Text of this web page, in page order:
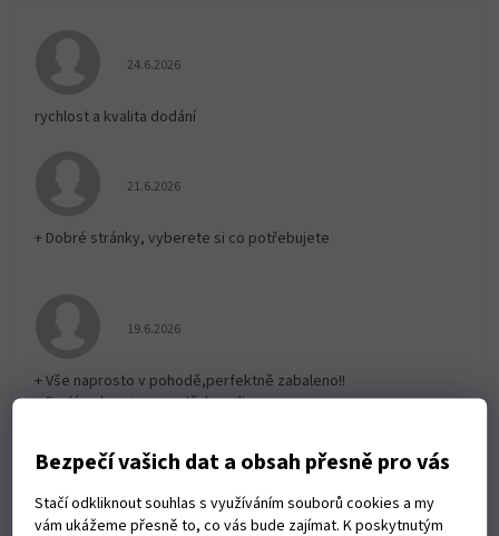
Bezpečí vašich dat a obsah přesně pro vás
Stačí odkliknout souhlas s využíváním souborů cookies a my
vám ukážeme přesně to, co vás bude zajímat. K poskytnutým
Hodnocení obchodu je 5 z 5 hvězdiček.
24.6.2026
rychlost a kvalita dodání
Hodnocení obchodu je 5 z 5 hvězdiček.
21.6.2026
+ Dobré stránky, vyberete si co potřebujete
Hodnocení obchodu je 5 z 5 hvězdiček.
19.6.2026
+ Vše naprosto v pohodě,perfektně zabaleno!!
+ Dodáno kam jsem potřeboval!
19.6.2026